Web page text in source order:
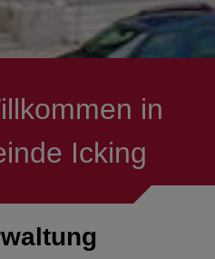
in
Icking